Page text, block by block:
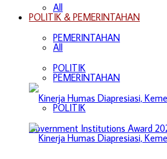
All
PEMERINTAHAN
POLITIK
POLITIK & PEMERINTAHAN
All
PEMERINTAHAN
POLITIK